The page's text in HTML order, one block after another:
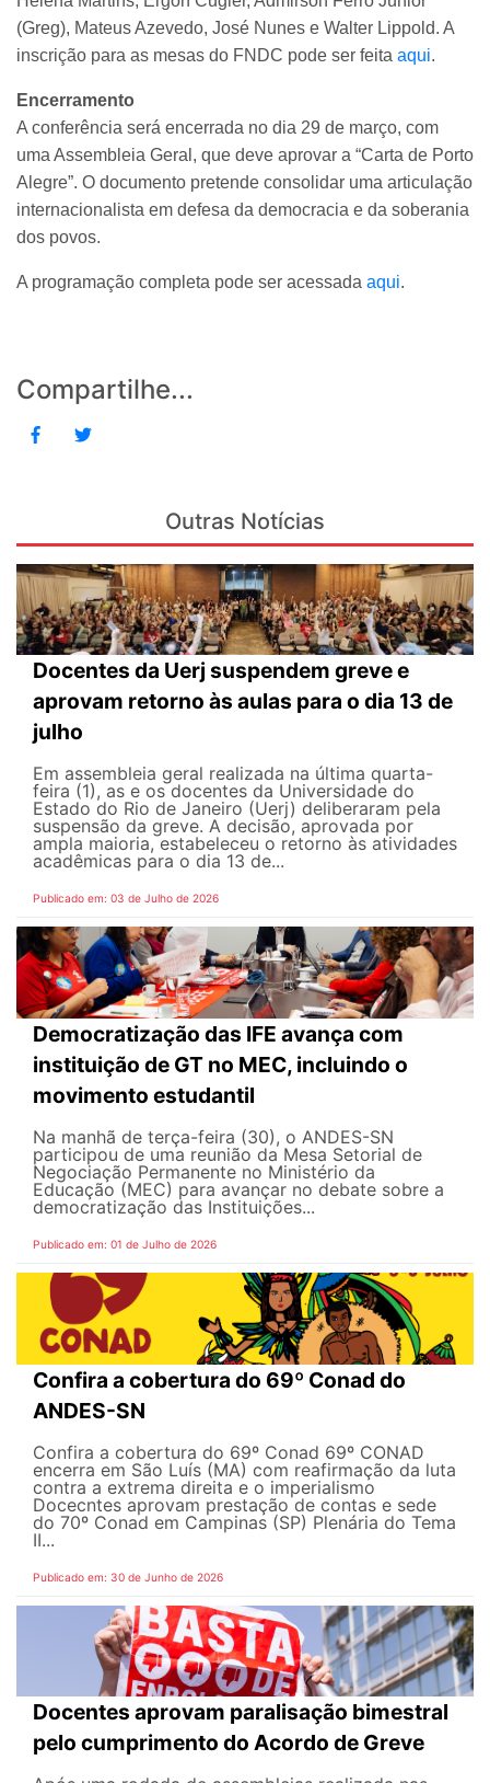
(Greg), Mateus Azevedo, José Nunes e Walter Lippold. A
inscrição para as mesas do FNDC pode ser feita aqui.
Encerramento
A conferência será encerrada no dia 29 de março, com
uma Assembleia Geral, que deve aprovar a “Carta de Porto
Alegre”. O documento pretende consolidar uma articulação
internacionalista em defesa da democracia e da soberania
dos povos.
A programação completa pode ser acessada aqui.
Compartilhe...
Outras Notícias
Docentes da Uerj suspendem greve e
aprovam retorno às aulas para o dia 13 de
julho
Em assembleia geral realizada na última quarta-
feira (1), as e os docentes da Universidade do
Estado do Rio de Janeiro (Uerj) deliberaram pela
suspensão da greve. A decisão, aprovada por
ampla maioria, estabeleceu o retorno às atividades
acadêmicas para o dia 13 de...
Publicado em: 03 de Julho de 2026
Democratização das IFE avança com
instituição de GT no MEC, incluindo o
movimento estudantil
Na manhã de terça-feira (30), o ANDES-SN
participou de uma reunião da Mesa Setorial de
Negociação Permanente no Ministério da
Educação (MEC) para avançar no debate sobre a
democratização das Instituições...
Publicado em: 01 de Julho de 2026
Confira a cobertura do 69º Conad do
ANDES-SN
Confira a cobertura do 69º Conad 69º CONAD
encerra em São Luís (MA) com reafirmação da luta
contra a extrema direita e o imperialismo
Docecntes aprovam prestação de contas e sede
do 70º Conad em Campinas (SP) Plenária do Tema
II...
Publicado em: 30 de Junho de 2026
Docentes aprovam paralisação bimestral
pelo cumprimento do Acordo de Greve